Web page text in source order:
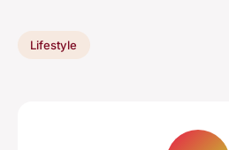
Lifestyle